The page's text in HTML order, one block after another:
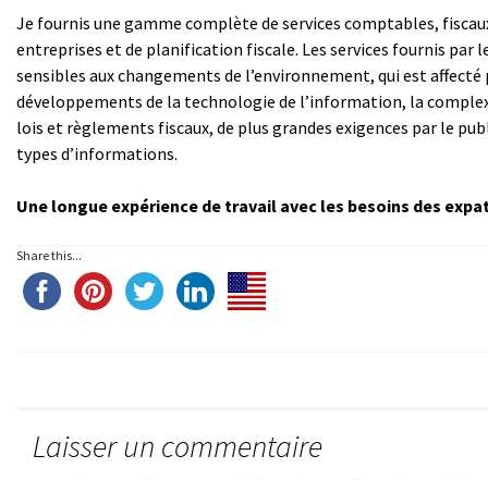
Je fournis une gamme complète de services comptables,
entreprises et de planification fiscale. Les services fournis par
sensibles aux changements de l’environnement, qui est affecté
développements de la technologie de l’information, la
lois et règlements fiscaux, de plus grandes exigences par le
types d’informations.
Une longue expérience de travail avec les besoins des
Share this...
Laisser un commentaire